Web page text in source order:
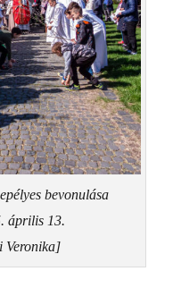
bevonulása
április 13.
Veronika]